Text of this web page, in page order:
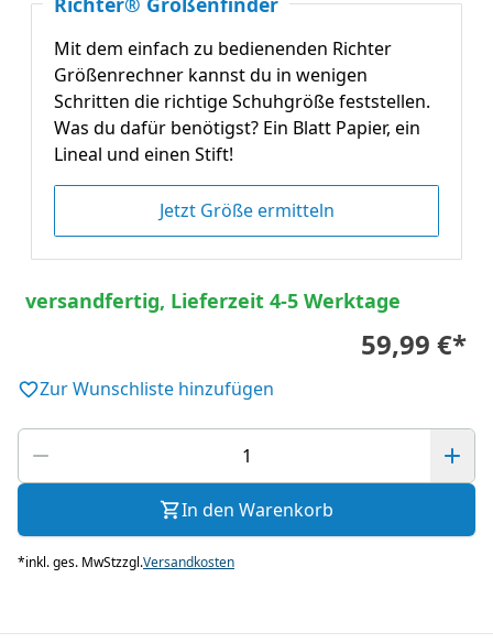
Mit dem einfach zu bedienenden Richter
Größenrechner kannst du in wenigen
Schritten die richtige Schuhgröße feststellen.
Was du dafür benötigst? Ein Blatt Papier, ein
Lineal und einen Stift!
Jetzt Größe ermitteln
versandfertig, Lieferzeit 4-5 Werktage
59,99 €*
Zur Wunschliste hinzufügen
In den Warenkorb
*inkl. ges. MwStzzgl.Versandkosten